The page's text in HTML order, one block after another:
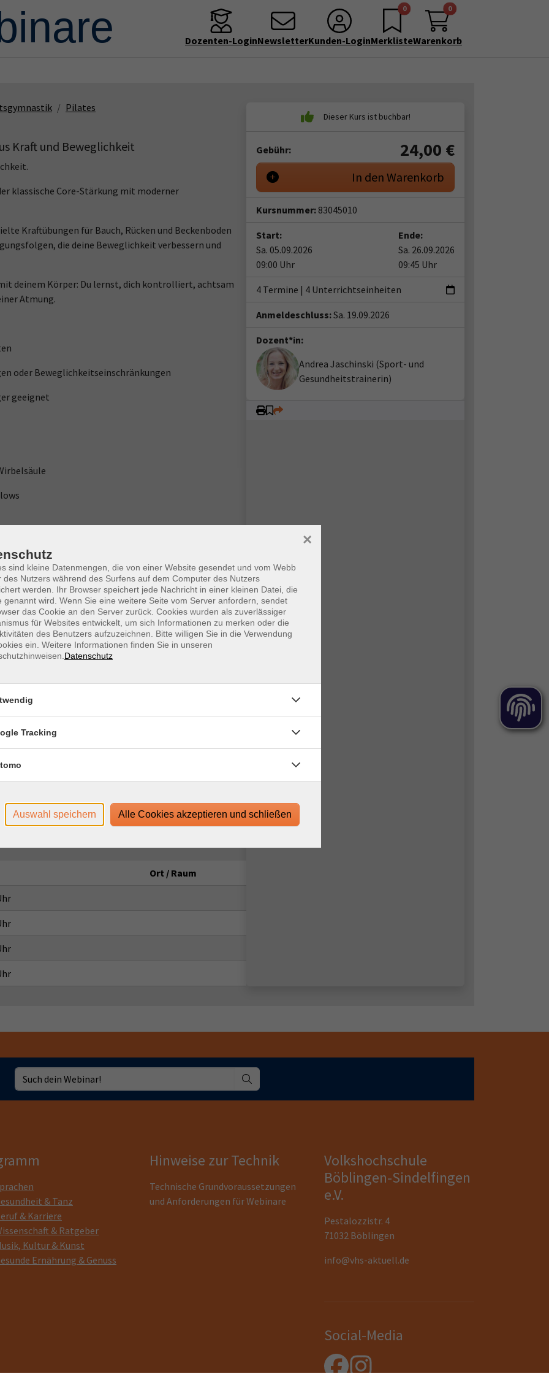
Dozenten-LoginNewsletterKunden-Login
0
Merkliste
0
Warenkorb
Pilates
Kraft und Beweglichkeit
klassische Core-Stärkung mit moderner
Kraftübungen für Bauch, Rücken und Beckenboden
die deine Beweglichkeit verbessern und
deinem Körper: Du lernst, dich kontrolliert, achtsam
Atmung.
oder Beweglichkeitseinschränkungen
geeignet
Login-Leitfaden finden Sie in Ihrer
edudip. Technische Voraussetzungen für die
technische-voraussetzungen-zur-nutzung-der-
vhs.de unter dem Menüpunkt "Hinweise zur
Ort / Raum
Gebühr: 24,00 €
In den Warenkorb
Kursnummer: 83045010
Start:
Sa. 05.09.2026
09:00 Uhr
Ende:
Sa. 26.09.2026
09:45 Uhr
4 Termine | 4 Unterrichtseinheiten
Anmeldeschluss:Sa. 19.09.2026
Dozent*in:
Andrea Jaschinski (Sport- und
Gesundheitstrainerin)
& Tanz
& Karriere
& Ratgeber
Kultur & Kunst
Ernährung & Genuss
Hinweise zur Technik
Technische Grundvoraussetzungen
und Anforderungen für Webinare
Volkshochschule
Böblingen-Sindelfingen
e.V.
Pestalozzistr. 4
71032 Böblingen
info@vhs-aktuell.de
Social-Media
sind kleine Datenmengen, die von einer Website gesendet und vom Webb
des Nutzers während des Surfens auf dem Computer des Nutzers
werden. Ihr Browser speichert jede Nachricht in einer kleinen Datei, die
genannt wird. Wenn Sie eine weitere Seite vom Server anfordern, sendet
das Cookie an den Server zurück. Cookies wurden als zuverlässiger
für Websites entwickelt, um sich Informationen zu merken oder die
des Benutzers aufzuzeichnen. Bitte willigen Sie in die Verwendung
ein. Weitere Informationen finden Sie in unseren
Datenschutz
×
Tracking
Auswahl speichern Alle Cookies akzeptieren und schließen